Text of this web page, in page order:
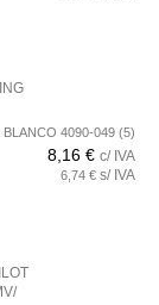
4090-049 (5)
8,16 € c/ IVA
6,74 € s/ IVA